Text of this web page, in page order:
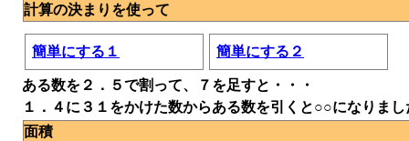
計算の決まりを使って
簡単にする１ 簡単にする２
ある数を２．５で割って、７を足すと・・・
１．４に３１をかけた数からある数を引くと○○になりまし
面積